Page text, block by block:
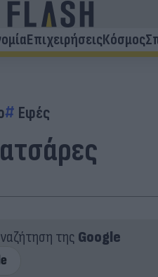
ΕπιχειρήσειςΚόσμος
Εφές
της Google